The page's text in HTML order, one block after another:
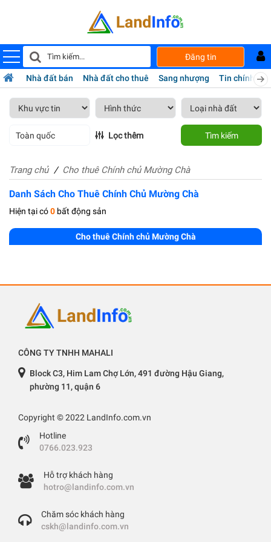
Đăng tin
Nhà đất bán Nhà đất cho thuê Sang nhượng Tin chính chủ
Toàn quốc Lọc thêm Tìm kiếm
Trang chủ Cho thuê Chính chủ Mường Chà
Danh Sách Cho Thuê Chính Chủ Mường Chà
Hiện tại có0 bất động sản
Cho thuê Chính chủ Mường Chà
CÔNG TY TNHH MAHALI
Block C3, Him Lam Chợ Lớn, 491 đường Hậu Giang,
phường 11, quận 6
Copyright © 2022 LandInfo.com.vn
Hotline
0766.023.923
Hỗ trợ khách hàng
hotro@landinfo.com.vn
Chăm sóc khách hàng
cskh@landinfo.com.vn